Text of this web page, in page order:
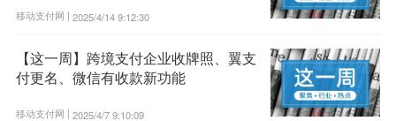
移动支付网 | 2025/4/14 9:12:30
【这一周】跨境支付企业收牌照、翼支
付更名、微信有收款新功能
移动支付网 | 2025/4/7 9:10:09